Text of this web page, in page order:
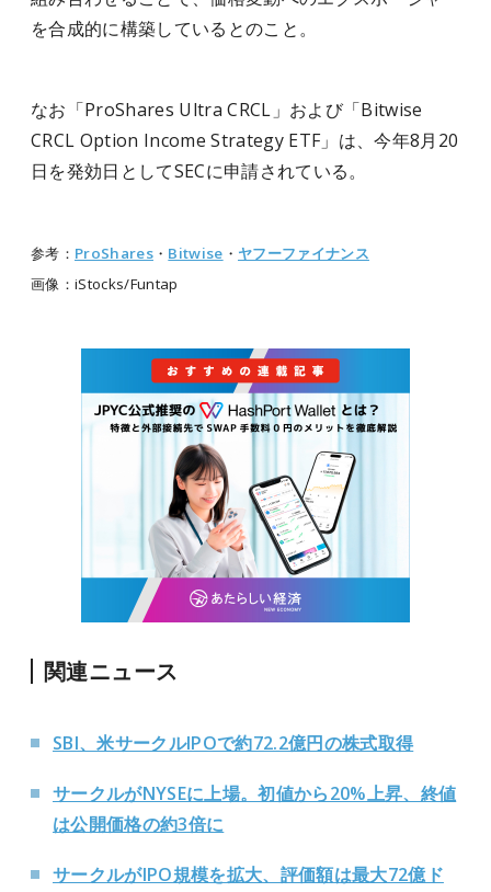
を合成的に構築しているとのこと。
なお「ProShares Ultra CRCL」および「Bitwise
CRCL Option Income Strategy ETF」は、今年8月20
日を発効日としてSECに申請されている。
参考： ProShares・ Bitwise ・ ヤフーファイナンス
画像：iStocks/Funtap
関連ニュース
SBI、米サークルIPOで約72.2億円の株式取得
サークルがNYSEに上場。初値から20%上昇、終値
は公開価格の約3倍に
サークルがIPO規模を拡大、評価額は最大72億ド